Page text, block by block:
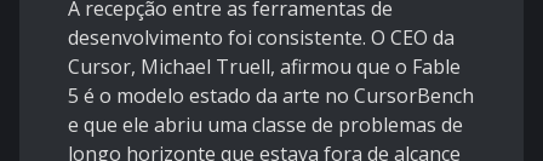
A recepção entre as ferramentas de
desenvolvimento foi consistente. O CEO da
Cursor, Michael Truell, afirmou que o Fable
5 é o modelo estado da arte no CursorBench
e que ele abriu uma classe de problemas de
longo horizonte que estava fora de alcance